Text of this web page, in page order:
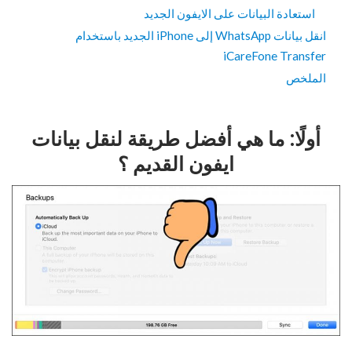
استعادة البيانات على الايفون الجديد
انقل بيانات WhatsApp إلى iPhone الجديد باستخدام
iCareFone Transfer
الملخص
أولًا: ما هي أفضل طريقة لنقل بيانات
ايفون القديم ؟